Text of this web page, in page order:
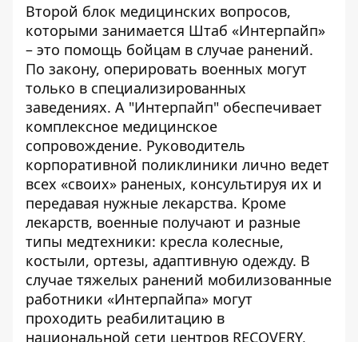
Второй блок медицинских вопросов,
которыми занимается Штаб «Интерпайп»
– это помощь бойцам в случае ранений.
По закону, оперировать военных могут
только в специализированных
заведениях. А "Интерпайп" обеспечивает
комплексное медицинское
сопровождение. Руководитель
корпоративной поликлиники лично ведет
всех «своих» раненых, консультируя их и
передавая нужные лекарства. Кроме
лекарств, военные получают и разные
типы медтехники: кресла колесные,
костыли, ортезы, адаптивную одежду. В
случае тяжелых ранений мобилизованные
работники «Интерпайпа» могут
проходить реабилитацию в
национальной сети центров RECOVERY,